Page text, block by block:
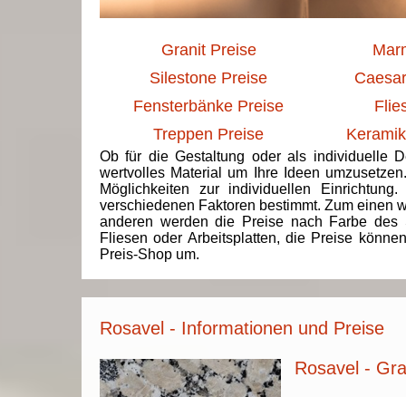
Granit Preise
Silestone Preise
Fensterbänke Preise
Treppen Preise
Ob für die Gestaltung oder als individuelle
wertvolles Material um Ihre Ideen
Möglichkeiten zur individuellen
verschiedenen Faktoren bestimmt. Zum einen
anderen werden die Preise nach Farbe des
Fliesen oder Arbeitsplatten, die Preise
Preis-Shop um.
Rosavel - Informationen und Preise
Rosavel -